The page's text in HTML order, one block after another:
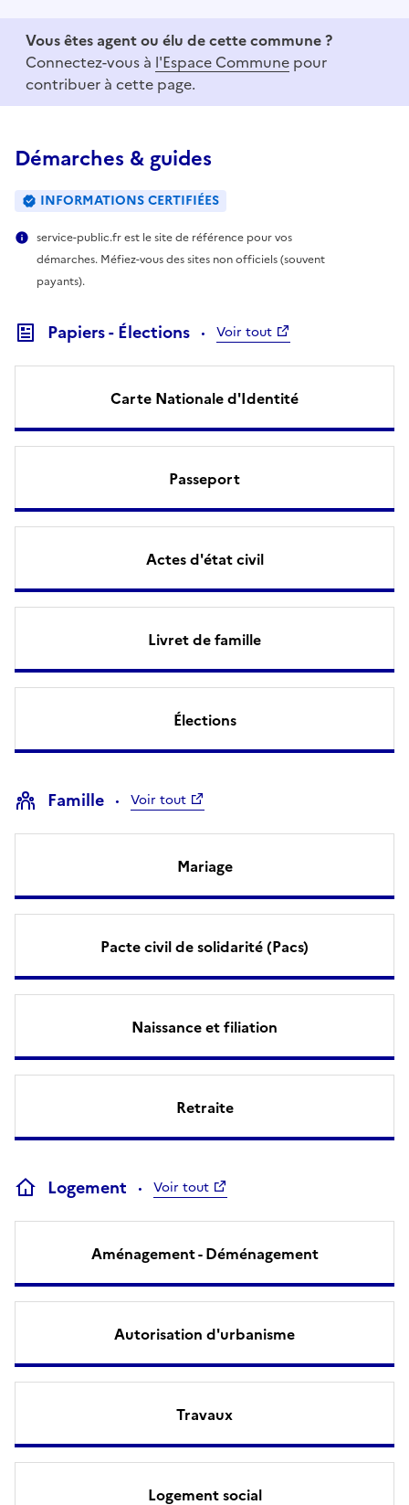
Vous êtes agent ou élu de cette commune ?
Connectez-vous à l'Espace Commune pour
contribuer à cette page.
Démarches & guides
INFORMATIONS CERTIFIÉES
service-public.fr est le site de référence pour vos
démarches. Méfiez-vous des sites non officiels (souvent
payants).
Papiers - Élections Voir tout
Carte Nationale d'Identité
Passeport
Actes d'état civil
Livret de famille
Élections
Famille Voir tout
Mariage
Pacte civil de solidarité (Pacs)
Naissance et filiation
Retraite
Logement Voir tout
Aménagement - Déménagement
Autorisation d'urbanisme
Travaux
Logement social